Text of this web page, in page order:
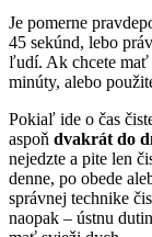
Je pomerne
45 sekúnd, lebo
ľudí. Ak chcete mať
minúty, alebo
Pokiaľ ide o čas
aspoň dvakrát do
nejedzte a pite len
denne, po obede
správnej technike
naopak – ústnu